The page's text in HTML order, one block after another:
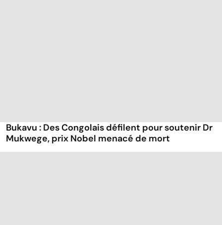
Bukavu : Des Congolais défilent pour soutenir Dr
Mukwege, prix Nobel menacé de mort